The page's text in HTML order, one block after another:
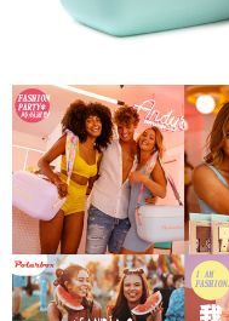
易，需依本服務之必要範圍內
權轉讓予恩沛科技股份有限公司
３．未成年的使用者請事先徵
「AFTEE先享後付」，若未經
任。
４．使用「AFTEE先享後付」
時審查核予不同之上限額度；
請求用戶進行身份認證。
５．嚴禁一人註冊多個帳號或
恩沛科技股份有限公司將有權